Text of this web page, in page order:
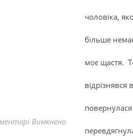
Вимкненодо Любовний
чоловіка,
більше
моє щастя.
відрізнявся